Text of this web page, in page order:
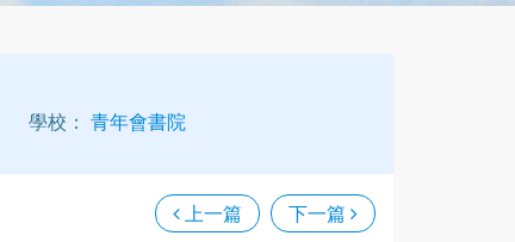
學校： 青年會書院
上一篇 下一篇